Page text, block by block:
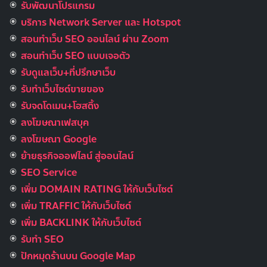
รับพัฒนาโปรแกรม
บริการ Network Server และ Hotspot
สอนทำเว็บ SEO ออนไลน์ ผ่าน Zoom
สอนทำเว็บ SEO แบบเจอตัว
รับดูแลเว็บ+ที่ปรึกษาเว็บ
รับทําเว็บไซต์ขายของ
รับจดโดเมน+โฮสติ้ง
ลงโฆษณาเฟสบุค
ลงโฆษณา Google
ย้ายธุรกิจออฟไลน์ สู่ออนไลน์
SEO Service
เพิ่ม DOMAIN RATING ให้กับเว็บไซต์
เพิ่ม TRAFFIC ให้กับเว็บไซต์
เพิ่ม BACKLINK ให้กับเว็บไซต์
รับทำ SEO
ปักหมุดร้านบน Google Map